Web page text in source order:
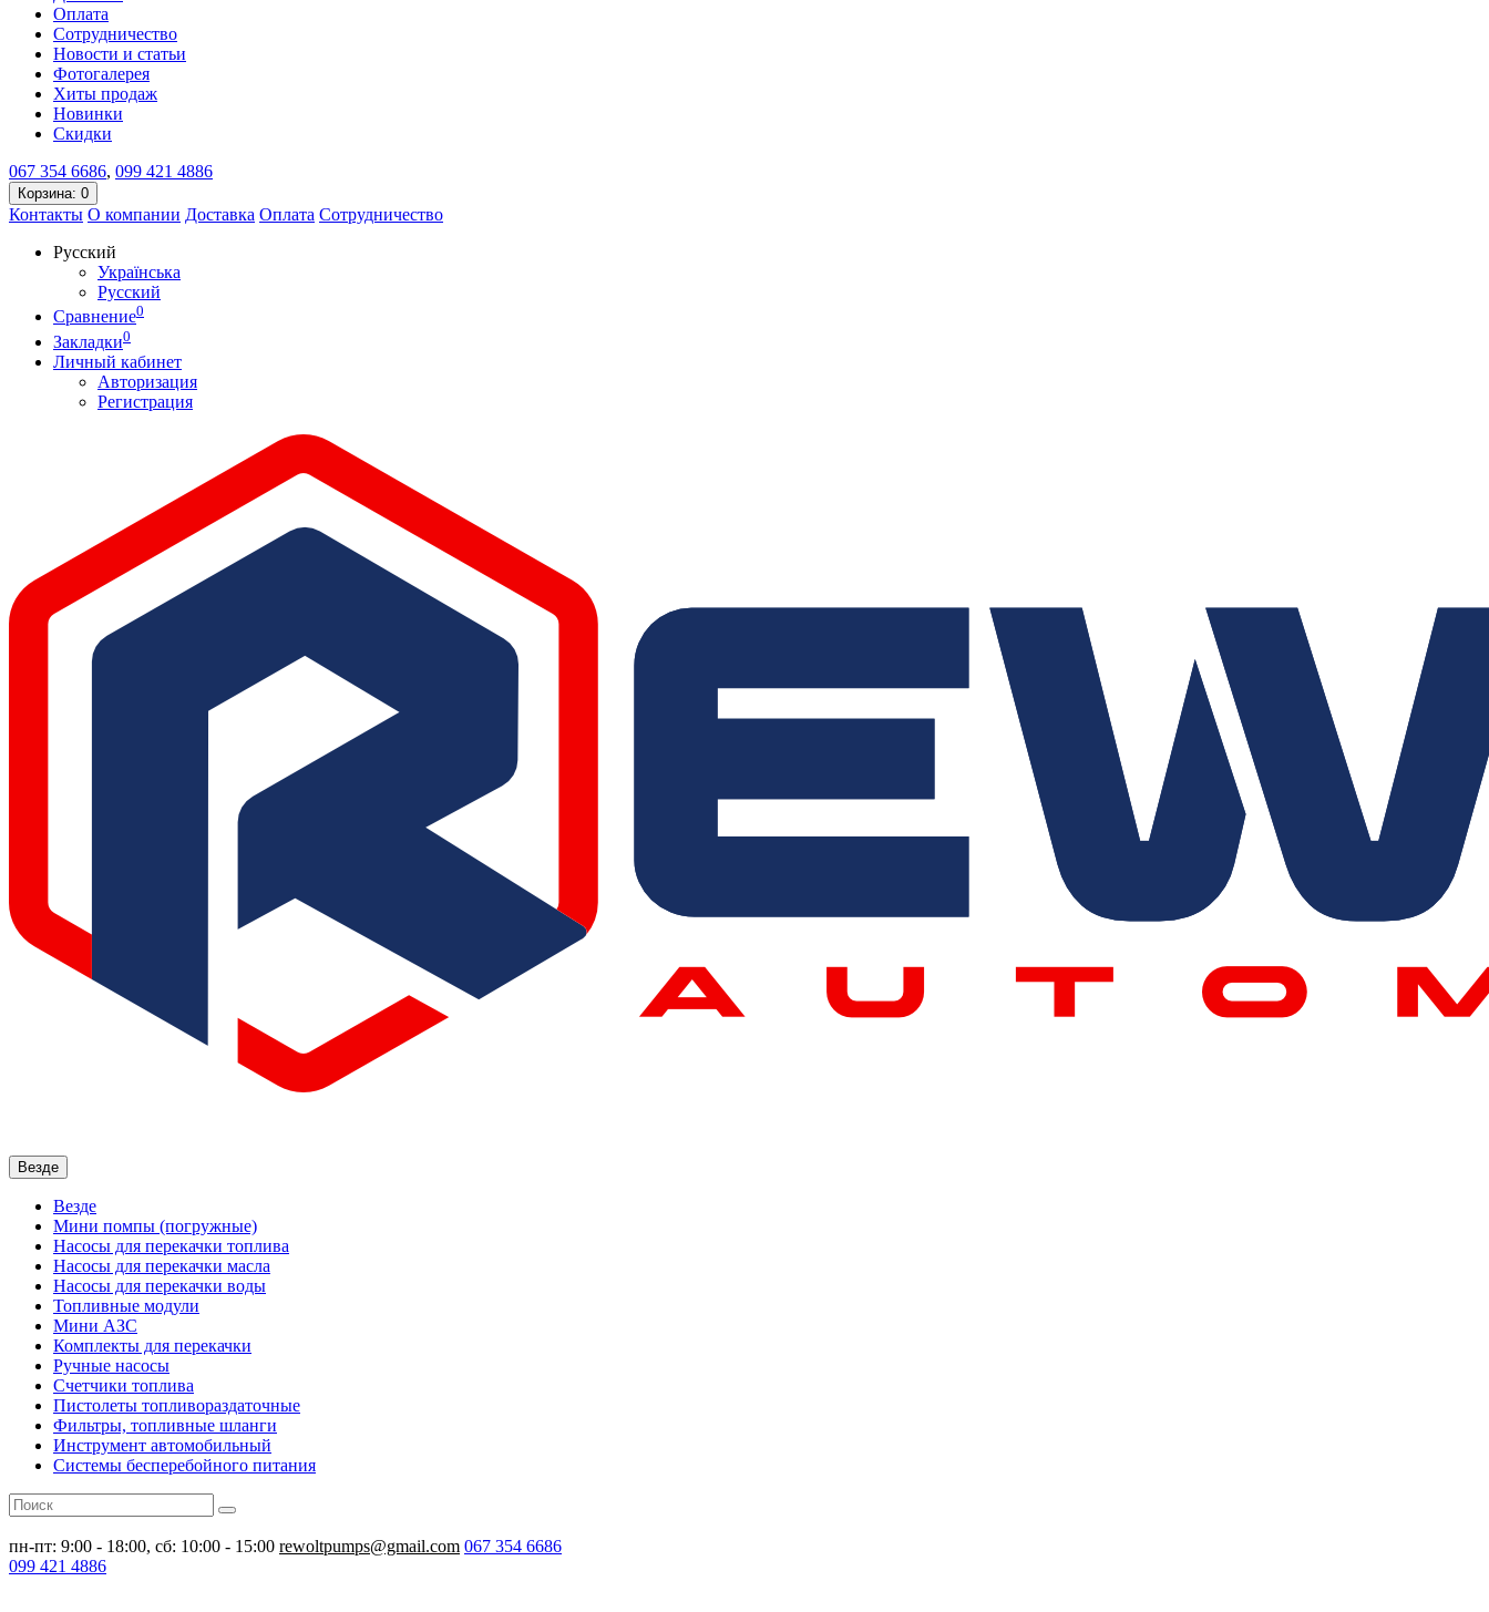
Оплата
Сотрудничество
Новости и статьи
Фотогалерея
Хиты продаж
Новинки
Скидки
067 354 6686, 099 421 4886
Корзина: 0
Контакты О компании Доставка Оплата Сотрудничество
Русский
Українська
Русский
Сравнение0
Закладки0
Личный кабинет
Авторизация
Регистрация
Везде
Везде
Мини помпы (погружные)
Насосы для перекачки топлива
Насосы для перекачки масла
Насосы для перекачки воды
Топливные модули
Мини АЗС
Комплекты для перекачки
Ручные насосы
Счетчики топлива
Пистолеты топливораздаточные
Фильтры, топливные шланги
Инструмент автомобильный
Системы бесперебойного питания
пн-пт: 9:00 - 18:00, сб: 10:00 - 15:00 rewoltpumps@gmail.com 067 354 6686
099 421 4886